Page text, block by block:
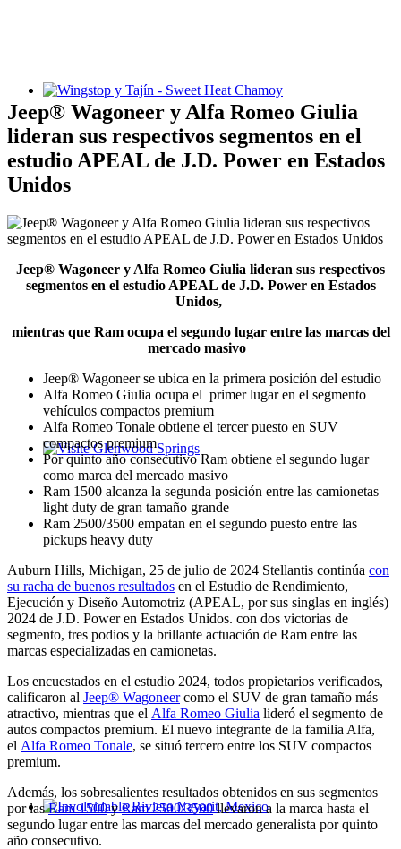
Wingstop y Tajín - Sweet Heat Chamoy
Glenwood Springs - Bello y Encantador
Involvidable Riviera Nayarit, Mexico
Jeep® Wagoneer y Alfa Romeo Giulia
lideran sus respectivos segmentos en el
estudio APEAL de J.D. Power en Estados
Unidos
Jeep® Wagoneer y Alfa Romeo Giulia lideran sus respectivos
segmentos en el estudio APEAL de J.D. Power en Estados
Unidos,
mientras que Ram ocupa el segundo lugar entre las marcas del
mercado masivo
Jeep® Wagoneer se ubica en la primera posición del estudio
Alfa Romeo Giulia ocupa el primer lugar en el segmento
vehículos compactos premium
Alfa Romeo Tonale obtiene el tercer puesto en SUV
compactos premium
Por quinto año consecutivo Ram obtiene el segundo lugar
como marca del mercado masivo
Ram 1500 alcanza la segunda posición entre las camionetas
light duty de gran tamaño grande
Ram 2500/3500 empatan en el segundo puesto entre las
pickups heavy duty
Auburn Hills, Michigan, 25 de julio de 2024 Stellantis continúa con
su racha de buenos resultados en el Estudio de Rendimiento,
Ejecución y Diseño Automotriz (APEAL, por sus singlas en inglés)
2024 de J.D. Power en Estados Unidos. con dos victorias de
segmento, tres podios y la brillante actuación de Ram entre las
marcas especializadas en camionetas.
Los encuestados en el estudio 2024, todos propietarios verificados,
calificaron al Jeep® Wagoneercomo el SUV de gran tamaño más
atractivo, mientras que el Alfa Romeo Giulia lideró el segmento de
autos compactos premium. El nuevo integrante de la familia Alfa,
el Alfa Romeo Tonale, se situó tercero entre los SUV compactos
premium.
Además, los sobresalientes resultados obtenidos en sus segmentos
por lasRam 1500yRam 2500/3500llevaron a la marca hasta el
segundo lugar entre las marcas del mercado generalista por quinto
año consecutivo.